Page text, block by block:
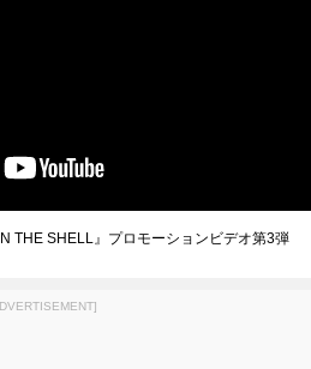
THE SHELL』プロモーションビデオ第3弾